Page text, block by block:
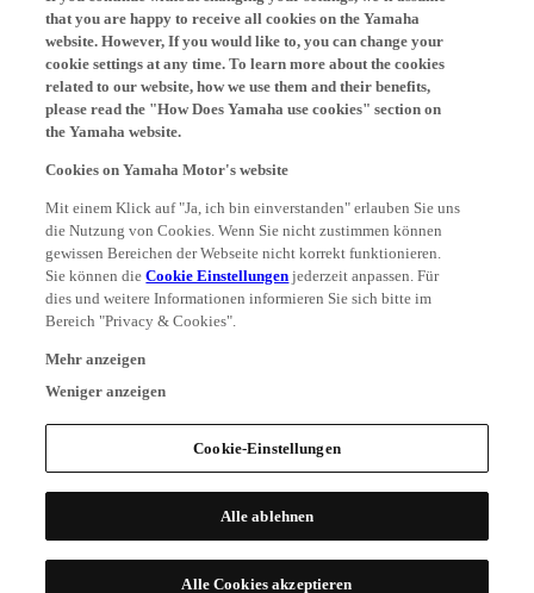
that you are happy to receive all cookies on the Yamaha
website. However, If you would like to, you can change your
cookie settings at any time. To learn more about the cookies
related to our website, how we use them and their benefits,
please read the "How Does Yamaha use cookies" section on
the Yamaha website.
Cookies on Yamaha Motor's website
Mit einem Klick auf "Ja, ich bin einverstanden" erlauben Sie uns
die Nutzung von Cookies. Wenn Sie nicht zustimmen können
gewissen Bereichen der Webseite nicht korrekt funktionieren.
Sie können die Cookie Einstellungen
jederzeit anpassen. Für
dies und weitere Informationen informieren Sie sich bitte im
Bereich "Privacy & Cookies".
Mehr anzeigen
Weniger anzeigen
Cookie-Einstellungen
Alle ablehnen
Alle Cookies akzeptieren